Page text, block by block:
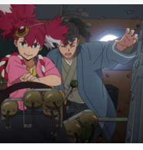
dovrebbero essere
Tigre e Ken Il Guerriero.